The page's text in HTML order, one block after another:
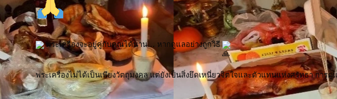
พระเครื่องจะอยู่คู่กับคุณได้นาน… หากดูแลอย่างถูกวิธี
พระเครื่องไม่ได้เป็นเพียงวัตถุมงคล แต่ยังเป็นสิ่งยึดเหนี่ยวจิตใจและตัวแทนแห่งศรัทธา การ